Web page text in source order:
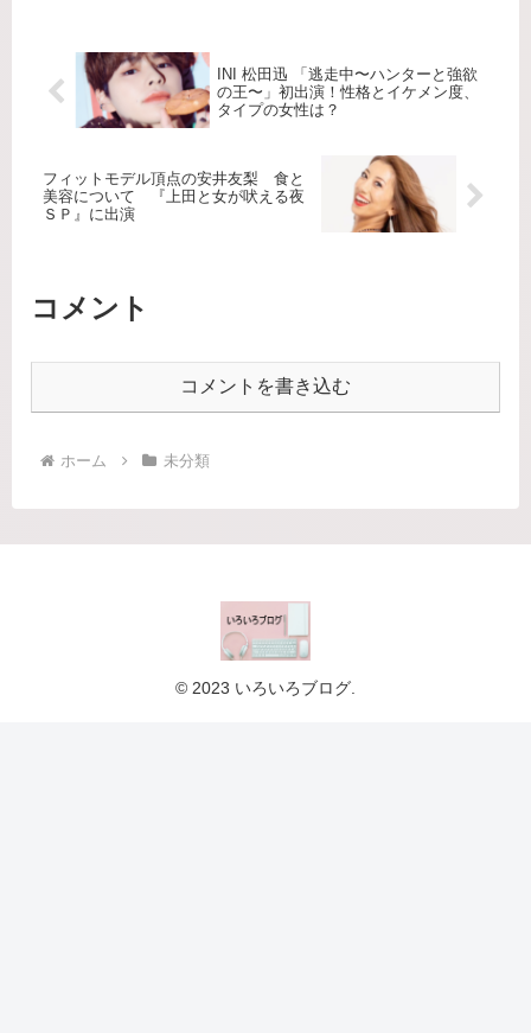
INI 松田迅 「逃走中〜ハンターと強欲
の王〜」初出演！性格とイケメン度、
タイプの女性は？
フィットモデル頂点の安井友梨 食と
美容について 『上田と女が吠える夜
ＳＰ』に出演
コメント
コメントを書き込む
ホーム 未分類
© 2023 いろいろブログ.